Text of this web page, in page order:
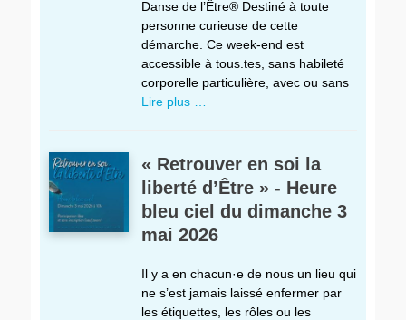
Danse de l’Être® Destiné à toute
personne curieuse de cette
démarche. Ce week-end est
accessible à tous.tes, sans habileté
corporelle particulière, avec ou sans
Lire plus …
« Retrouver en soi la
liberté d’Être » - Heure
bleu ciel du dimanche 3
mai 2026
Il y a en chacun·e de nous un lieu qui
ne s’est jamais laissé enfermer par
les étiquettes, les rôles ou les